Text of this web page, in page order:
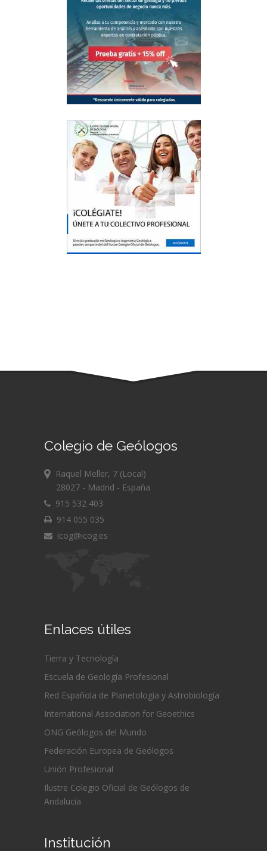
Colegio de Geólogos
Raquel Meller, 7 (Local)
28027 - Madrid - España
915 532 403
914 055 035
icog@icog.es
Enlaces útiles
Tierra y Tecnología
Escuela de Geología Profesional
Red Española de Planetología y Astrobiología
International Association for Geoethics
ONG Geólogos del Mundo
Federación Europea de Geólogos
Unión Profesional
Ilustre Colegio Oficial de Geólogos de
Andalucía
Institución